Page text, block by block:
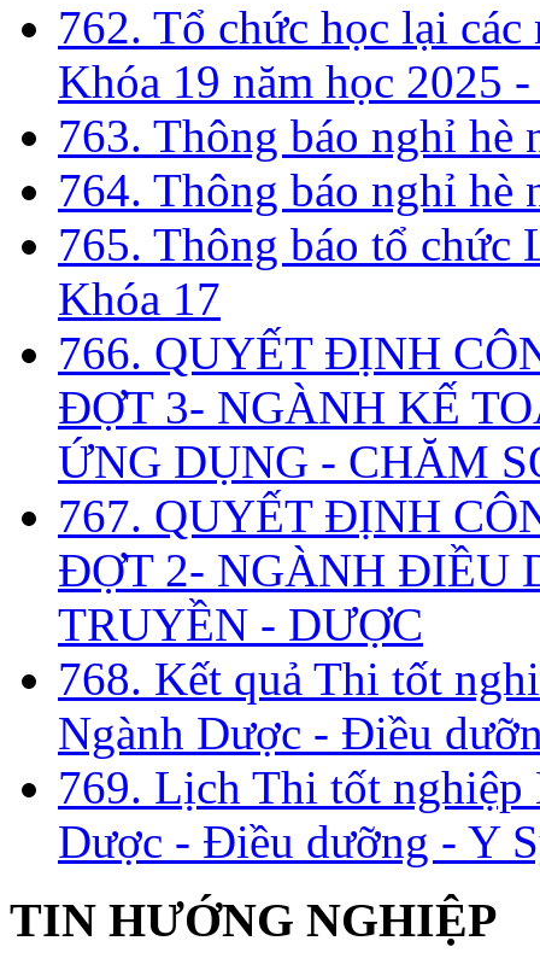
762. Tổ chức học lại
Khóa 19 năm học 2025
763. Thông báo nghỉ hè
764. Thông báo nghỉ hè
765. Thông báo tổ chức
Khóa 17
766. QUYẾT ĐỊNH
ĐỢT 3- NGÀNH KẾ
ỨNG DỤNG - CHĂM
767. QUYẾT ĐỊNH
ĐỢT 2- NGÀNH ĐIỀU
TRUYỀN - DƯỢC
768. Kết quả Thi tốt
Ngành Dược - Điều
769. Lịch Thi tốt
Dược - Điều dưỡng - Y
TIN HƯỚNG NGHIỆP